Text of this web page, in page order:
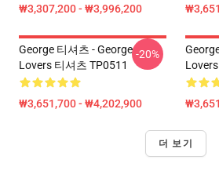
₩3,307,200 - ₩3,996,200
George 티셔츠 - George
Lovers 티셔츠 TP0511
₩3,651,700 - ₩4,202,900
-20%
더 보기